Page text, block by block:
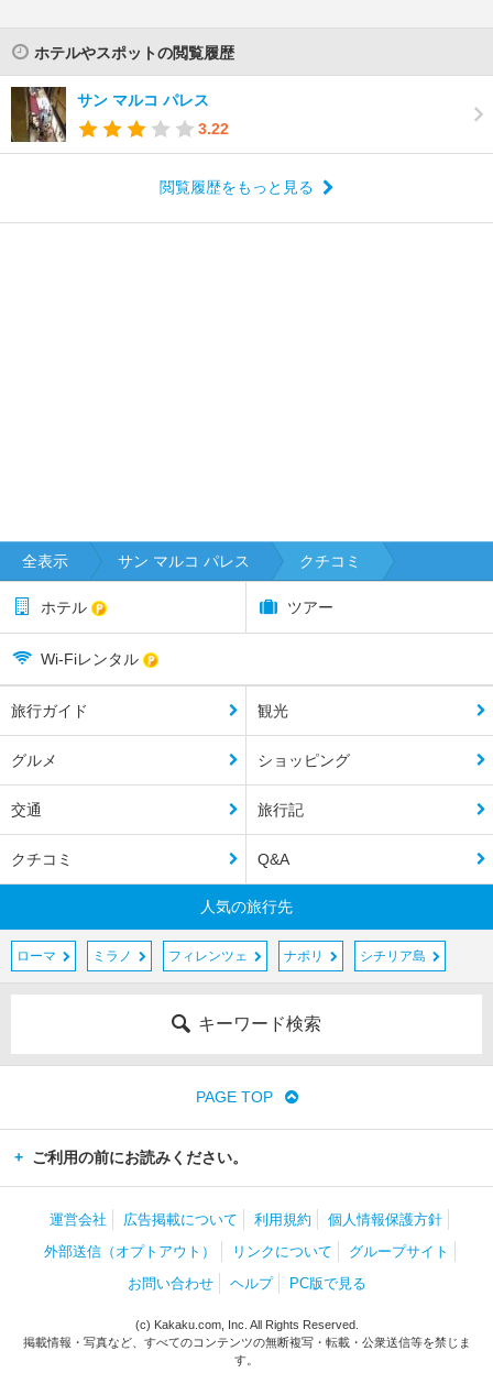
ホテルやスポットの閲覧履歴
サン マルコ パレス
3.22
閲覧履歴をもっと見る
全表示 サン マルコ パレス クチコミ
ホテル ツアー
Wi-Fiレンタル
旅行ガイド 観光
グルメ ショッピング
交通 旅行記
クチコミ Q&A
人気の旅行先
ローマ ミラノ フィレンツェ ナポリ シチリア島
キーワード検索
PAGE TOP
ご利用の前にお読みください。
運営会社 広告掲載について 利用規約
個人情報保護方針
外部送信（オプトアウト）
リンクについて
グループサイト
お問い合わせ
ヘルプ PC版で見る
(c) Kakaku.com, Inc. All Rights Reserved.
掲載情報・写真など、すべてのコンテンツの無断複写・転載・公衆送信等を禁じま
す。